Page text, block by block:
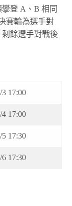
登 A、B 相同
賽輪為選手對
餘選手對戰後
3 17:00
4 17:00
5 17:30
6 17:30